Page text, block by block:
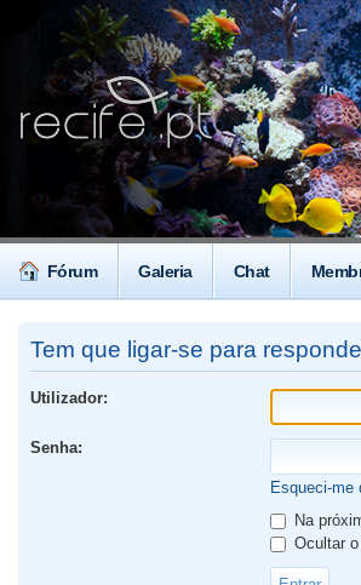
Fórum Galeria Chat
Tem que ligar-se para
Utilizador:
Senha:
Esqueci-me
Na
Ocultar